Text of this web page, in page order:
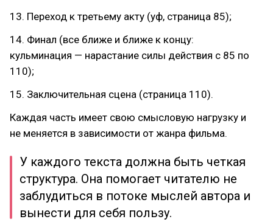
13. Переход к третьему акту (уф, страница 85);
14. Финал (все ближе и ближе к концу:
кульминация — нарастание силы действия с 85 по
110);
15. Заключительная сцена (страница 110).
Каждая часть имеет свою смысловую нагрузку и
не меняется в зависимости от жанра фильма.
У каждого текста должна быть четкая
структура. Она помогает читателю не
заблудиться в потоке мыслей автора и
вынести для себя пользу.